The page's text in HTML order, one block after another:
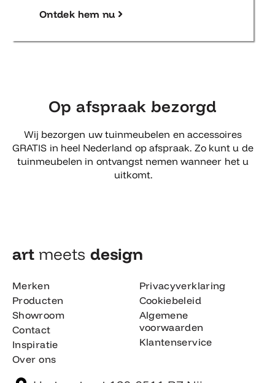
Ontdek hem nu
Op afspraak bezorgd
Wij bezorgen uw tuinmeubelen en accessoires
GRATIS in heel Nederland op afspraak. Zo kunt u de
tuinmeubelen in ontvangst nemen wanneer het u
uitkomt.
art meets design​
Merken
Producten
Showroom
Contact
Inspiratie
Over ons
Privacyverklaring
Cookiebeleid
Algemene
voorwaarden
Klantenservice